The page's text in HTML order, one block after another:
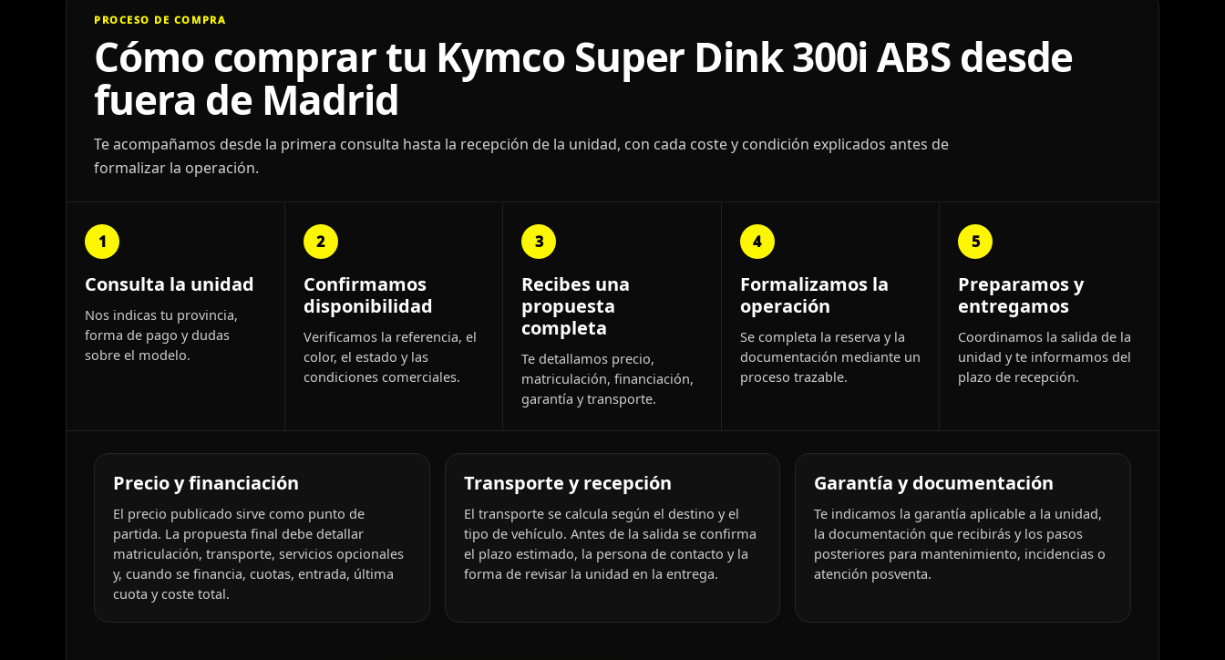
PROCESO DE COMPRA
Cómo comprar tu Kymco Super Dink 300i ABS desde
fuera de Madrid
Te acompañamos desde la primera consulta hasta la recepción de la unidad, con cada coste y condición explicados antes de
formalizar la operación.
1
Consulta la unidad
Nos indicas tu provincia,
forma de pago y dudas
sobre el modelo.
2
Confirmamos
disponibilidad
Verificamos la referencia, el
color, el estado y las
condiciones comerciales.
3
Recibes una
propuesta
completa
Te detallamos precio,
matriculación, financiación,
garantía y transporte.
4
Formalizamos la
operación
Se completa la reserva y la
documentación mediante un
proceso trazable.
5
Preparamos y
entregamos
Coordinamos la salida de la
unidad y te informamos del
plazo de recepción.
Precio y financiación
El precio publicado sirve como punto de
partida. La propuesta final debe detallar
matriculación, transporte, servicios opcionales
y, cuando se financia, cuotas, entrada, última
cuota y coste total.
Transporte y recepción
El transporte se calcula según el destino y el
tipo de vehículo. Antes de la salida se confirma
el plazo estimado, la persona de contacto y la
forma de revisar la unidad en la entrega.
Garantía y documentación
Te indicamos la garantía aplicable a la unidad,
la documentación que recibirás y los pasos
posteriores para mantenimiento, incidencias o
atención posventa.